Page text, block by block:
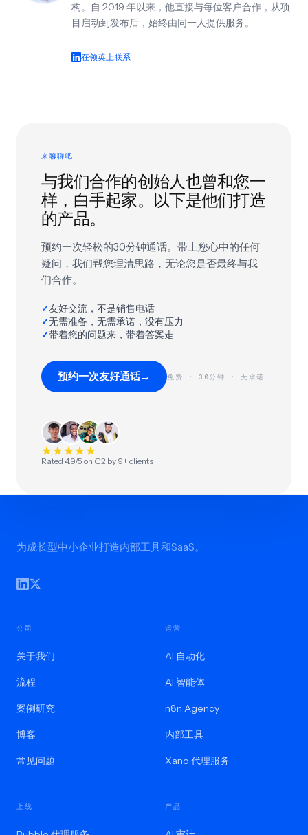
构。自 2019 年以来，他直接与每位客户合作，从项
目启动到发布后，始终由同一人提供服务。
在领英上联系
来聊聊吧
与我们合作的创始人也曾和您一
样，白手起家。以下是他们打造
的产品。
预约一次轻松的30分钟通话。带上您心中的任何
疑问，我们帮您理清思路，无论您是否最终与我
们合作。
✓友好交流，不是销售电话
✓无需准备，无需承诺，没有压力
✓带着您的问题来，带着答案走
预约一次友好通话→ 免费 · 30分钟 · 无承诺
★★★★★
Rated 4.9/5 on G2 by 9+ clients
为成长型中小企业打造内部工具和SaaS。
公司
关于我们
流程
案例研究
博客
常见问题
运营
AI 自动化
AI 智能体
n8n Agency
内部工具
Xano 代理服务
上线 产品